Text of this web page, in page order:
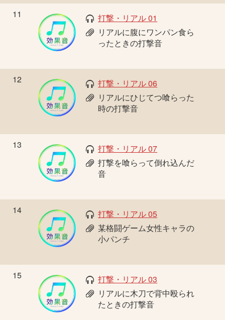
11
打撃・リアル 01
リアルに腹にワンパン食ら
ったときの打撃音
12
打撃・リアル 06
リアルにひじてつ喰らった
時の打撃音
13
打撃・リアル 07
打撃を喰らって倒れ込んだ
音
14
打撃・リアル 05
某格闘ゲーム女性キャラの
小パンチ
15
打撃・リアル 03
リアルに木刀で背中殴られ
たときの打撃音